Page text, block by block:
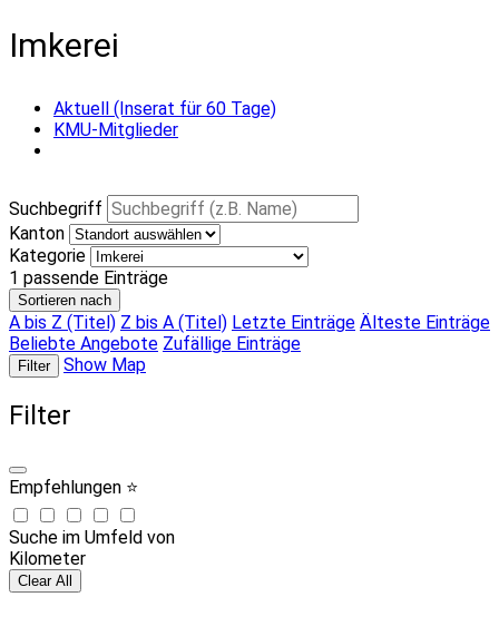
Imkerei
Aktuell (Inserat für 60 Tage)
KMU-Mitglieder
Suchbegriff
Kanton
Kategorie
1 passende Einträge
Sortieren nach
A bis Z (Titel) Z bis A (Titel) Letzte Einträge Älteste Einträge
Beliebte Angebote Zufällige Einträge
Filter Show Map
Filter
Empfehlungen ⭐
Suche im Umfeld von
Kilometer
Clear All